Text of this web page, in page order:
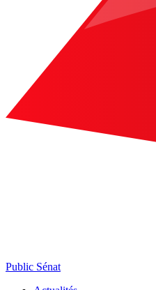
Public Sénat